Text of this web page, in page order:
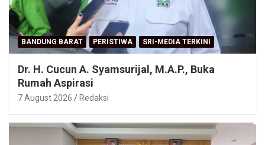
BANDUNG BARAT PERISTIWA SRI-MEDIA TERKINI
Dr. H. Cucun A. Syamsurijal, M.A.P., Buka
Rumah Aspirasi
7 August 2026 Redaksi